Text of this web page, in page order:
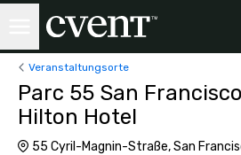
Veranstaltungsorte
Parc 55 San
Hilton Hotel
55 Cyril-Magnin-Straße, San